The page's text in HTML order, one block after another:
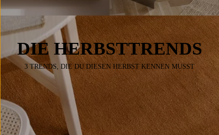
DIE HERBSTTRENDS
3 TRENDS, DIE DU DIESEN HERBST KENNEN MUSST